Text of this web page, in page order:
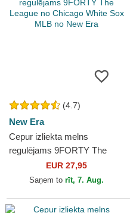
(4.7)
New Era
Cepur izliekta melns
regulējams 9FORTY The
League no Chicago White
Sox MLB no New Era
EUR 27,95
Saņem to rīt, 7. Aug.